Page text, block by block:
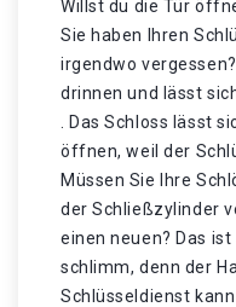
Willst du die Tür
Sie haben Ihren
irgendwo
drinnen und lässt
. Das Schloss lässt
öffnen, weil der
Müssen Sie Ihre
der Schließzylinder
einen neuen? Das
schlimm, denn der
Schlüsseldienst